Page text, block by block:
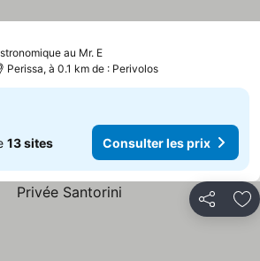
au Mr. E
Perissa, à 0.1 km de : Perivolos
13 sites Consulter les prix
Partager